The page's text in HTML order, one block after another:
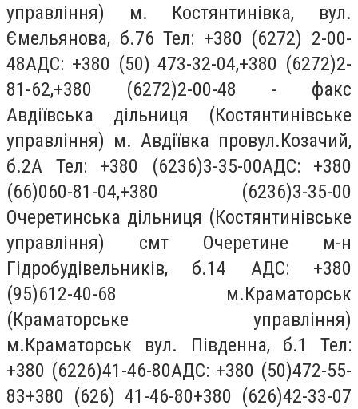
управління) м. Костянтинівка, вул.
Ємельянова, б.76 Тел: +380 (6272) 2-00-
48АДС: +380 (50) 473-32-04,+380 (6272)2-
81-62,+380 (6272)2-00-48 - факс
Авдіївська дільниця (Костянтинівське
управління) м. Авдіївка провул.Козачий,
б.2А Тел: +380 (6236)3-35-00АДС: +380
(66)060-81-04,+380 (6236)3-35-00
Очеретинська дільниця (Костянтинівське
управління) смт Очеретине м-н
Гідробудівельників, б.14 АДС: +380
(95)612-40-68 м.Краматорськ
(Краматорське управління)
м.Краматорськ вул. Південна, б.1 Тел:
+380 (6226)41-46-80АДС: +380 (50)472-55-
83+380 (626) 41-46-80+380 (626)42-33-07